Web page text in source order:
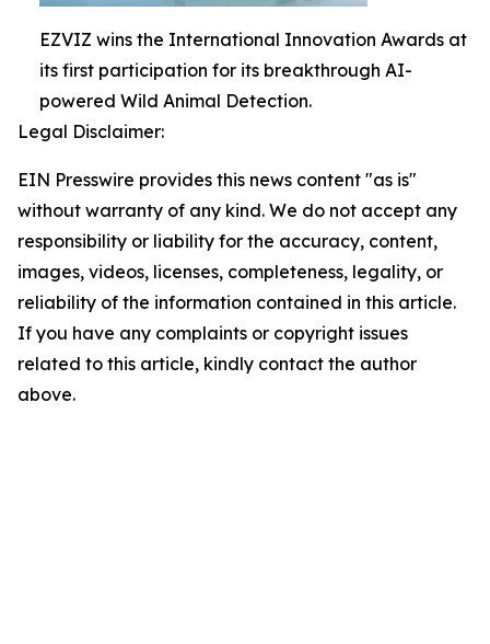
EZVIZ wins the International Innovation Awards at
its first participation for its breakthrough AI-
powered Wild Animal Detection.
Legal Disclaimer:
EIN Presswire provides this news content "as is"
without warranty of any kind. We do not accept any
responsibility or liability for the accuracy, content,
images, videos, licenses, completeness, legality, or
reliability of the information contained in this article.
If you have any complaints or copyright issues
related to this article, kindly contact the author
above.